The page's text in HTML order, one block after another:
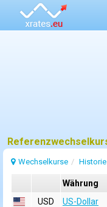
Wechselkurse Historie
Währung
USD
US-Dollar